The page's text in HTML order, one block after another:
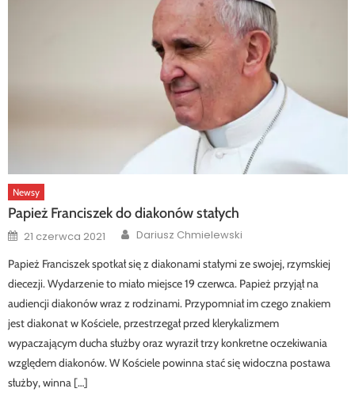
Newsy
Papież Franciszek do diakonów stałych
Posted
on
21 czerwca 2021 Author
Dariusz Chmielewski
Papież Franciszek spotkał się z diakonami stałymi ze swojej, rzymskiej
diecezji. Wydarzenie to miało miejsce 19 czerwca. Papież przyjął na
audiencji diakonów wraz z rodzinami. Przypomniał im czego znakiem
jest diakonat w Kościele, przestrzegał przed klerykalizmem
wypaczającym ducha służby oraz wyraził trzy konkretne oczekiwania
względem diakonów. W Kościele powinna stać się widoczna postawa
służby, winna […]